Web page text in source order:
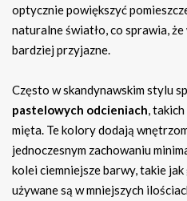
optycznie powiększyć
naturalne światło, co sprawia,
bardziej przyjazne.
Często w skandynawskim stylu
pastelowych odcieniach,
mięta. Te kolory dodają
jednoczesnym zachowaniu
kolei ciemniejsze barwy, takie
używane są w mniejszych